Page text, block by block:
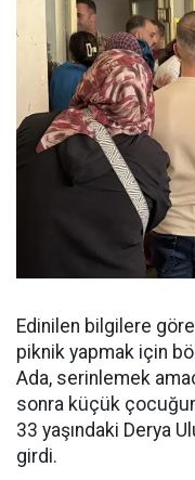
Edinilen bilgilere
piknik yapmak için
Ada, serinlemek
sonra küçük
33 yaşındaki Derya
girdi.